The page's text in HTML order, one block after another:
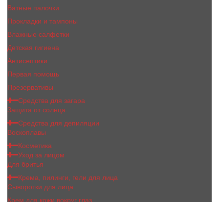
Ватные палочки
Прокладки и тампоны
Влажные салфетки
Детская гигиена
Антисептики
Первая помощь
Презервативы
Средства для загара
Защита от солнца
Средства для депиляции
Воскоплавы
Косметика
Уход за лицом
Для бритья
Крема, пилинги, гели для лица
Сыворотки для лица
Крем для кожи вокруг глаз